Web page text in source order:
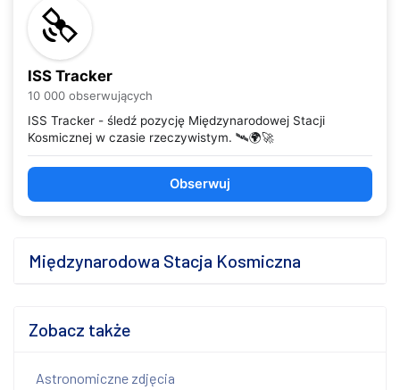
ISS Tracker
10 000 obserwujących
ISS Tracker - śledź pozycję Międzynarodowej Stacji
Kosmicznej w czasie rzeczywistym. 🛰️🌍🚀
Obserwuj
Międzynarodowa Stacja Kosmiczna
Zobacz także
Astronomiczne zdjęcia